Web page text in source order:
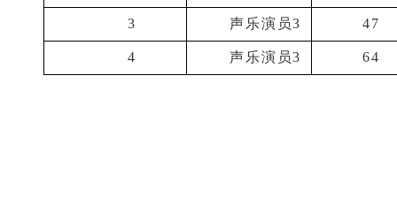
3 声乐演员3 47
4 声乐演员3 64